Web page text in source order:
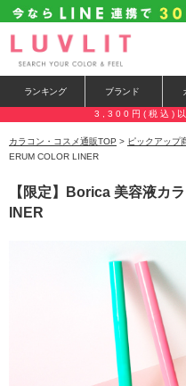
ランキング ブランド
3,300円(税込)以
カラコン・コスメ通販TOP > ピックアップ
ERUM COLOR LINER
【限定】Borica 美容液カ
INER